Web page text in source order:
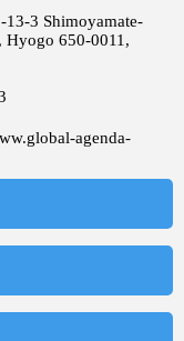
3 Shimoyamate-
Hyogo 650-0011 ,
agenda-